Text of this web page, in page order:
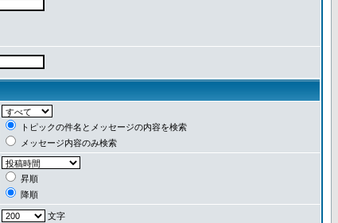
トピックの件名とメッセージの内容を検索
メッセージ内容のみ検索
昇順
降順
文字